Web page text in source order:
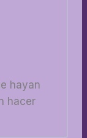
hayan
hacer